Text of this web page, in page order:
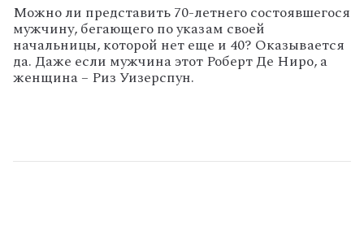
Можно ли представить 70-летнего состоявшегося
мужчину, бегающего по указам своей
начальницы, которой нет еще и 40? Оказывается
да. Даже если мужчина этот Роберт Де Ниро, а
женщина – Риз Уизерспун.